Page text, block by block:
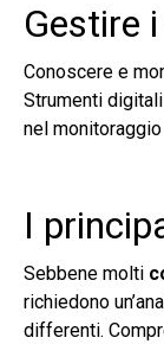
Gestire
Conoscere e
Strumenti
nel
I
Sebbene molti
richiedono
differenti.